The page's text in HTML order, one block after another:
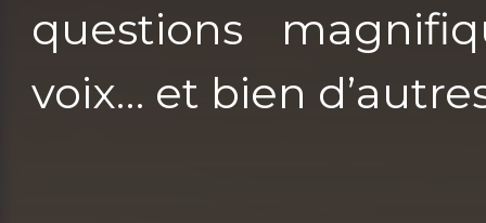
questions
voix… et bien